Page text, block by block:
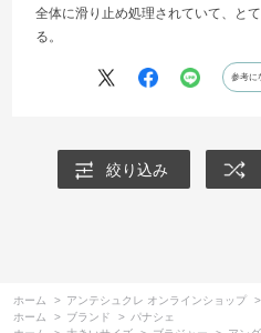
全体に滑り止め処理されていて、と
る。
参考に
絞り込み
ホーム > アンテシュクレ オンラインショップ >
ホーム
> ブランド > パナシェ